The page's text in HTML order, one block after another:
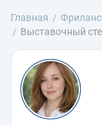
Главная
Выставочный